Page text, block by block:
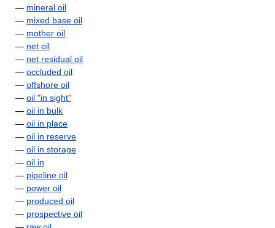
— mineral oil
— mixed base oil
— mother oil
— net oil
— net residual oil
— occluded oil
— offshore oil
— oil "in sight"
— oil in bulk
— oil in place
— oil in reserve
— oil in storage
— oil in
— pipeline oil
— power oil
— produced oil
— prospective oil